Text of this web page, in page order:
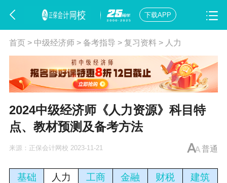
下载APP
首页> 中级经济师> 备考指导 > 复习资料 > 人力
2024中级经济师《人力资源》科目特
点、教材预测及备考方法
普通
来源： 正保会计网校 2023-11-21
基础 人力 工商 金融 财税
建筑